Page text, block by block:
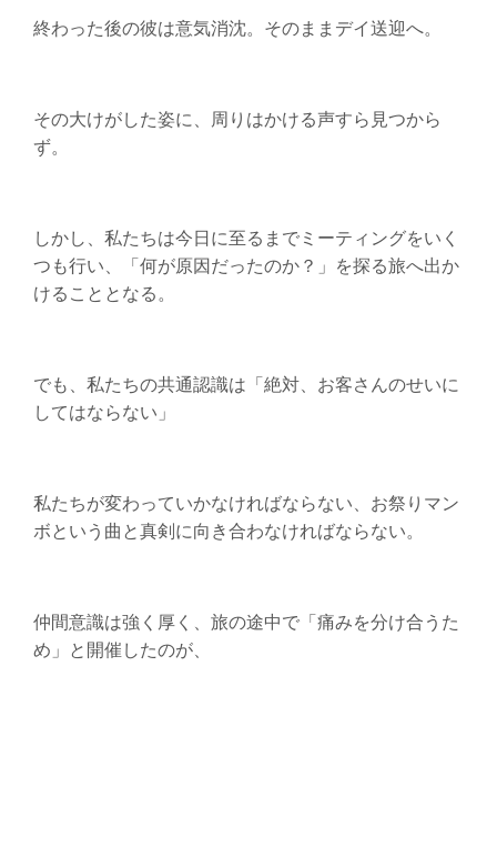
終わった後の彼は意気消沈。そのままデイ送迎へ。
その大けがした姿に、周りはかける声すら見つから
ず。
しかし、私たちは今日に至るまでミーティングをいく
つも行い、「何が原因だったのか？」を探る旅へ出か
けることとなる。
でも、私たちの共通認識は「絶対、お客さんのせいに
してはならない」
私たちが変わっていかなければならない、お祭りマン
ボという曲と真剣に向き合わなければならない。
仲間意識は強く厚く、旅の途中で「痛みを分け合うた
め」と開催したのが、